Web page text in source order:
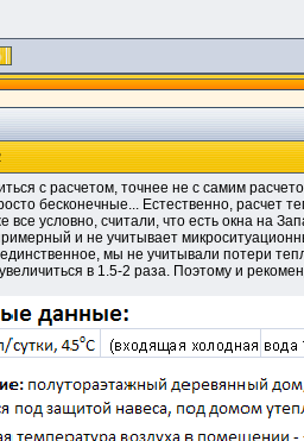
с расчетом, точнее не с самим
бесконечные... Естественно, расчет
все условно, считали, что есть окна на
и не учитывает
мы не учитывали потери
в 1.5-2 раза. Поэтому и